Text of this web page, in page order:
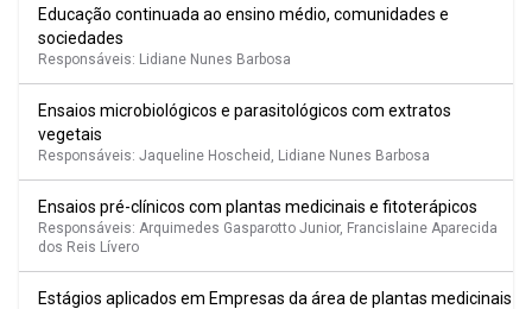
Educação continuada ao ensino médio, comunidades e
sociedades
Responsáveis: Lidiane Nunes Barbosa
Ensaios microbiológicos e parasitológicos com extratos
vegetais
Responsáveis: Jaqueline Hoscheid, Lidiane Nunes Barbosa
Ensaios pré-clínicos com plantas medicinais e fitoterápicos
Responsáveis: Arquimedes Gasparotto Junior, Francislaine Aparecida
dos Reis Lívero
Estágios aplicados em Empresas da área de plantas medicinais